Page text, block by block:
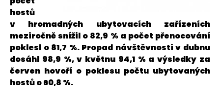
hostů
v hromadných ubytovacích zařízeních
meziročně snížil o 82,9 % a počet přenocování
poklesl o 81,7 %. Propad návštěvnosti v dubnu
dosáhl 98,9 %, v květnu 94,1 % a výsledky za
červen hovoří o poklesu počtu ubytovaných
hostů o 60,8 %.